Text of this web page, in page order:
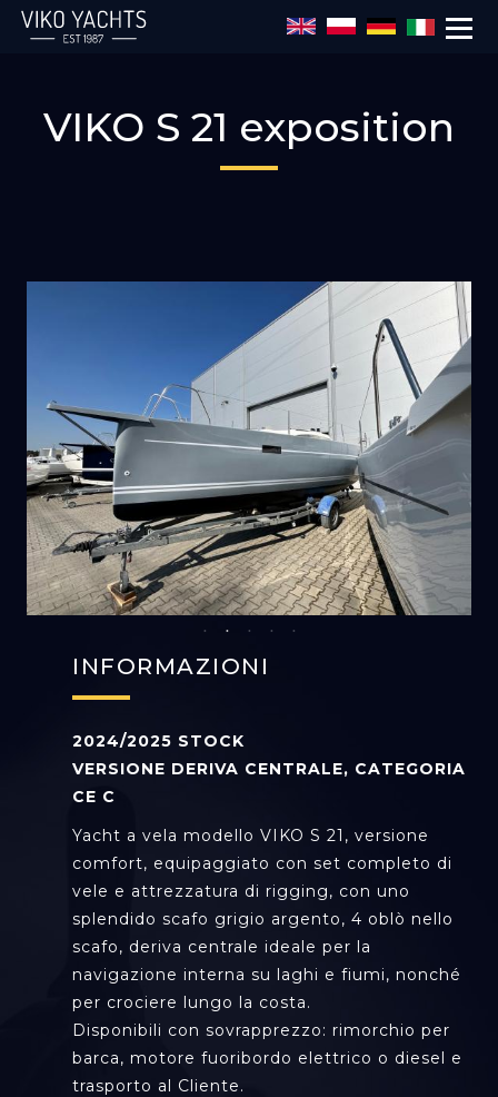
Salta al contenuto principale
VIKO S 21 exposition
INFORMAZIONI
2024/2025 STOCK
VERSIONE DERIVA CENTRALE, CATEGORIA
CE C
Yacht a vela modello VIKO S 21, versione
comfort, equipaggiato con set completo di
vele e attrezzatura di rigging, con uno
splendido scafo grigio argento, 4 oblò nello
scafo, deriva centrale ideale per la
navigazione interna su laghi e fiumi, nonché
per crociere lungo la costa.
Disponibili con sovrapprezzo: rimorchio per
barca, motore fuoribordo elettrico o diesel e
trasporto al Cliente.